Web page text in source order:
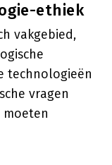
ethiek
vakgebied,
technologieën
vragen
moeten